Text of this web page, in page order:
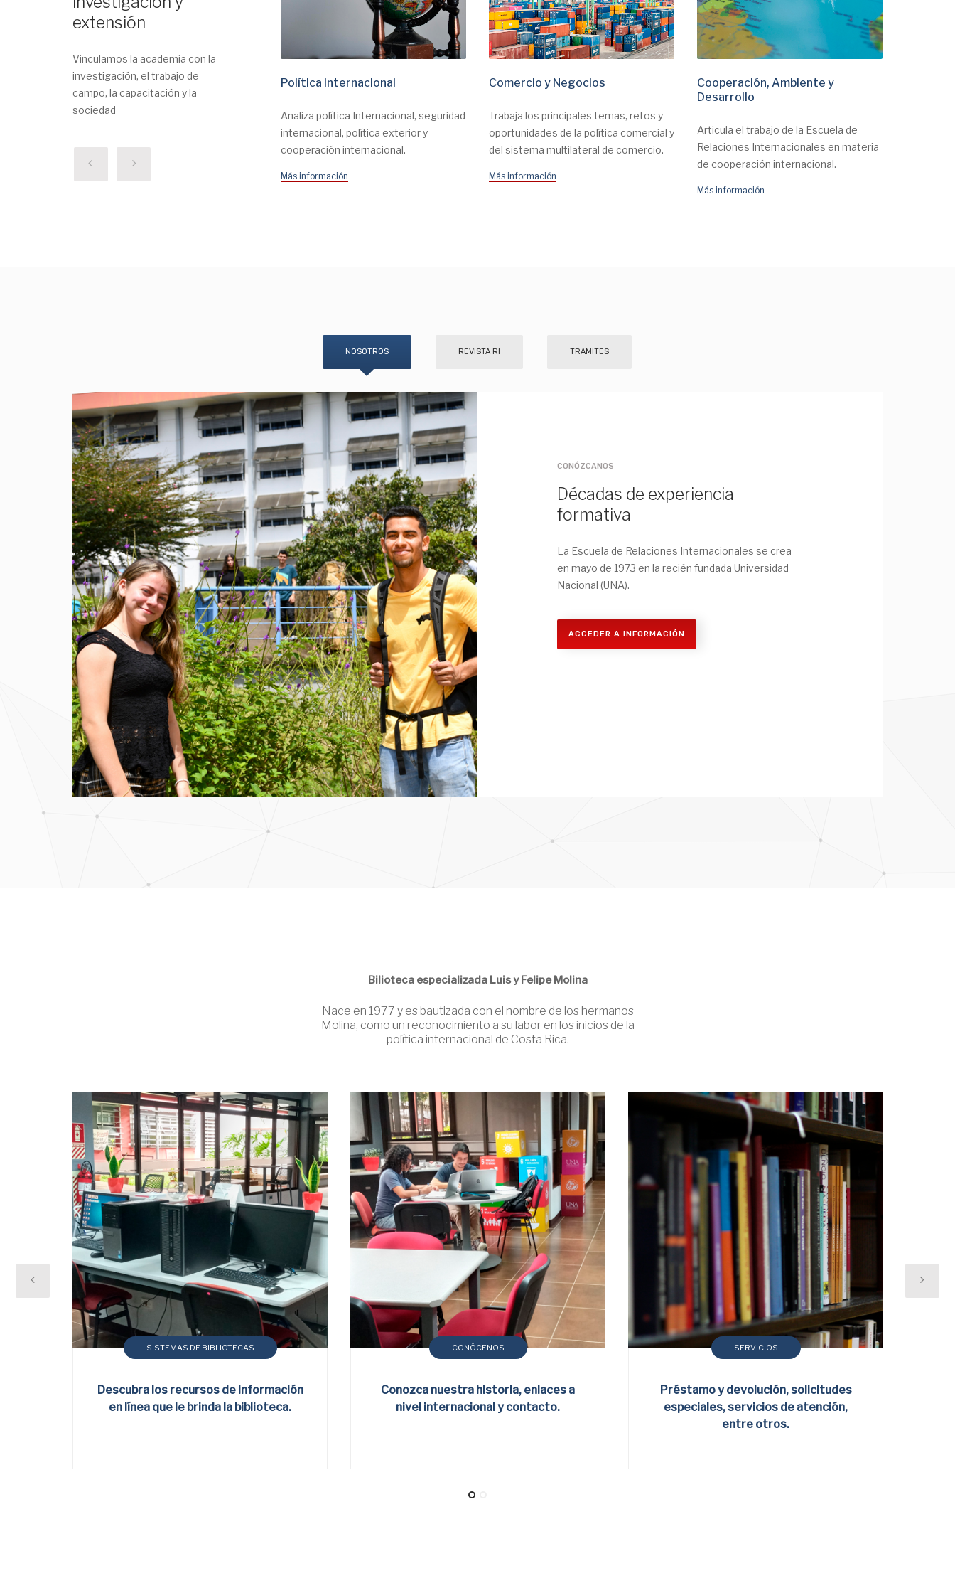
extensión
Vinculamos la academia con la
investigación, el trabajo de
campo, la capacitación y la
sociedad
Política Internacional
Analiza política Internacional, seguridad
internacional, política exterior y
cooperación internacional.
Más información
Comercio y Negocios
Trabaja los principales temas, retos y
oportunidades de la política comercial y
del sistema multilateral de comercio.
Más información
Cooperación, Ambiente y
Desarrollo
Articula el trabajo de la Escuela de
Relaciones Internacionales en materia
de cooperación internacional.
Más información
NOSOTROS REVISTA RI TRAMITES
CONÓZCANOS
Décadas de experiencia
formativa
La Escuela de Relaciones Internacionales se crea
en mayo de 1973 en la recién fundada Universidad
Nacional (UNA).
ACCEDER A INFORMACIÓN
Bilioteca especializada Luis y Felipe Molina
Nace en 1977 y es bautizada con el nombre de los hermanos
Molina, como un reconocimiento a su labor en los inicios de la
política internacional de Costa Rica.
SISTEMAS DE BIBLIOTECAS
Descubra los recursos de información
en línea que le brinda la biblioteca.
CONÓCENOS
Conozca nuestra historia, enlaces a
nivel internacional y contacto.
SERVICIOS
Préstamo y devolución, solicitudes
especiales, servicios de atención,
entre otros.